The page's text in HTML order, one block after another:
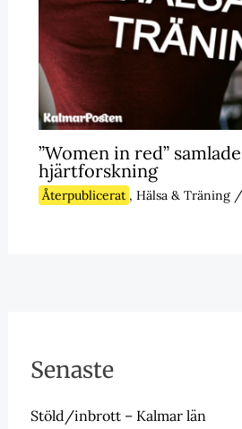
”Women in red”
hjärtforskning
Återpublicerat , Hälsa & Träning/
Senaste
Stöld/inbrott – Kalmar län